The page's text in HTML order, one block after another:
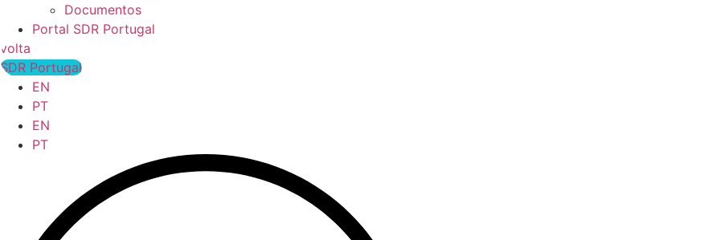
Documentos
Portal SDR Portugal
volta
SDR Portugal
EN
PT
EN
PT